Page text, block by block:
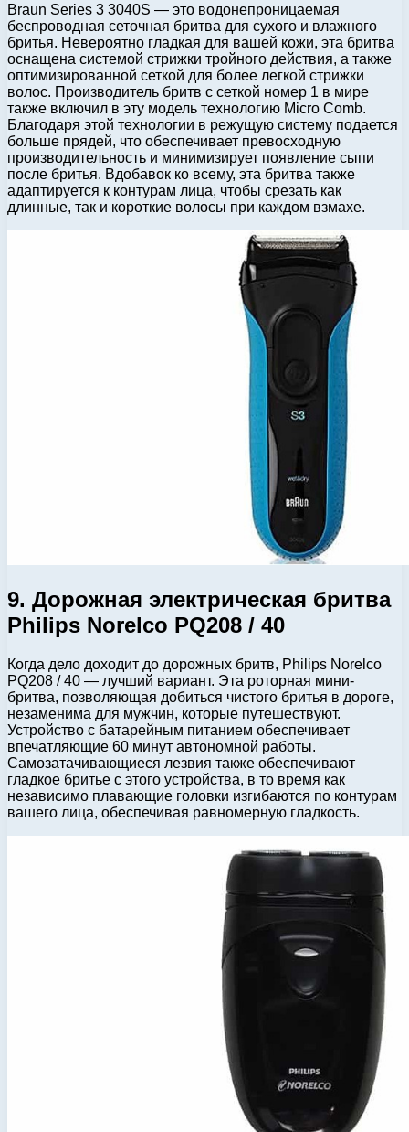
Braun Series 3 3040S — это водонепроницаемая
беспроводная сеточная бритва для сухого и влажного
бритья. Невероятно гладкая для вашей кожи, эта бритва
оснащена системой стрижки тройного действия, а также
оптимизированной сеткой для более легкой стрижки
волос. Производитель бритв с сеткой номер 1 в мире
также включил в эту модель технологию Micro Comb.
Благодаря этой технологии в режущую систему подается
больше прядей, что обеспечивает превосходную
производительность и минимизирует появление сыпи
после бритья. Вдобавок ко всему, эта бритва также
адаптируется к контурам лица, чтобы срезать как
длинные, так и короткие волосы при каждом взмахе.
9. Дорожная электрическая бритва
Philips Norelco PQ208 / 40
Когда дело доходит до дорожных бритв, Philips Norelco
PQ208 / 40 — лучший вариант. Эта роторная мини-
бритва, позволяющая добиться чистого бритья в дороге,
незаменима для мужчин, которые путешествуют.
Устройство с батарейным питанием обеспечивает
впечатляющие 60 минут автономной работы.
Самозатачивающиеся лезвия также обеспечивают
гладкое бритье с этого устройства, в то время как
независимо плавающие головки изгибаются по контурам
вашего лица, обеспечивая равномерную гладкость.